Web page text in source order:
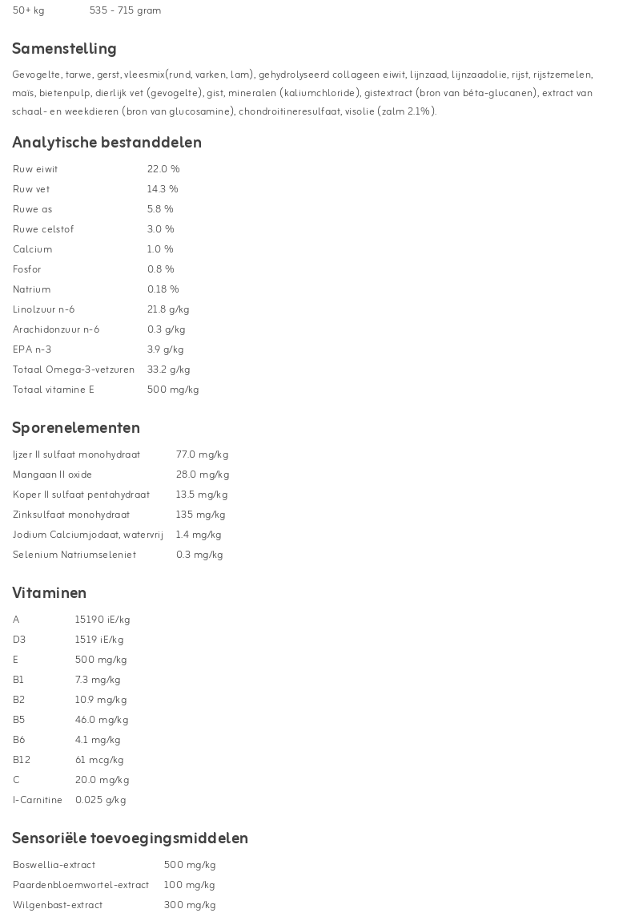
50+ kg
535 - 715 gram
Samenstelling
Gevogelte, tarwe, gerst, vleesmix(rund, varken, lam), gehydrolyseerd collageen eiwit, lijnzaad, lijnzaadolie, rijst, rijstzemelen,
maïs, bietenpulp, dierlijk vet (gevogelte), gist, mineralen (kaliumchloride), gistextract (bron van béta-glucanen), extract van
schaal- en weekdieren (bron van glucosamine), chondroitineresulfaat, visolie (zalm 2.1%).
Analytische bestanddelen
Ruw eiwit
22.0 %
Ruw vet
14.3 %
Ruwe as
5.8 %
Ruwe celstof
3.0 %
Calcium
1.0 %
Fosfor
0.8 %
Natrium
0.18 %
Linolzuur n-6
21.8 g/kg
Arachidonzuur n-6
0.3 g/kg
EPA n-3
3.9 g/kg
Totaal Omega-3-vetzuren
33.2 g/kg
Totaal vitamine E
500 mg/kg
Sporenelementen
Ijzer II sulfaat monohydraat
77.0 mg/kg
Mangaan II oxide
28.0 mg/kg
Koper II sulfaat pentahydraat
13.5 mg/kg
Zinksulfaat monohydraat
135 mg/kg
Jodium Calciumjodaat, watervrij
1.4 mg/kg
Selenium Natriumseleniet
0.3 mg/kg
Vitaminen
A
15190 iE/kg
D3
1519 iE/kg
E
500 mg/kg
B1
7.3 mg/kg
B2
10.9 mg/kg
B5
46.0 mg/kg
B6
4.1 mg/kg
B12
61 mcg/kg
C
20.0 mg/kg
I-Carnitine
0.025 g/kg
Sensoriële toevoegingsmiddelen
Boswellia-extract
500 mg/kg
Paardenbloemwortel-extract
100 mg/kg
Wilgenbast-extract
300 mg/kg